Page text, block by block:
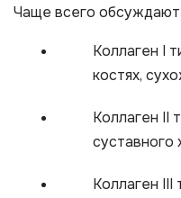
Чаще всего обсуждают
Коллаген I
костях,
Коллаген II
суставного
Коллаген III